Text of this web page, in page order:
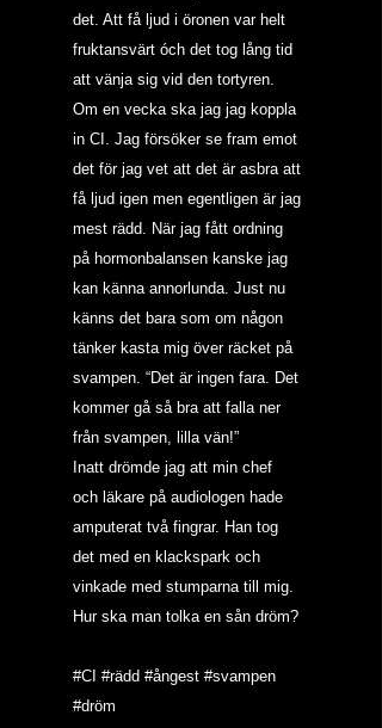
det. Att få ljud i öronen var helt
fruktansvärt óch det tog lång tid
att vänja sig vid den tortyren.
Om en vecka ska jag jag koppla
in CI. Jag försöker se fram emot
det för jag vet att det är asbra att
få ljud igen men egentligen är jag
mest rädd. När jag fått ordning
på hormonbalansen kanske jag
kan känna annorlunda. Just nu
känns det bara som om någon
tänker kasta mig över räcket på
svampen. “Det är ingen fara. Det
kommer gå så bra att falla ner
från svampen, lilla vän!”
Inatt drömde jag att min chef
och läkare på audiologen hade
amputerat två fingrar. Han tog
det med en klackspark och
vinkade med stumparna till mig.
Hur ska man tolka en sån dröm?
#CI #rädd #ångest #svampen
#dröm